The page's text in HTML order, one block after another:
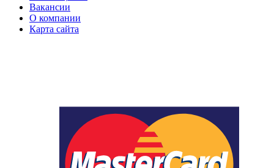
Вакансии
О компании
Карта сайта